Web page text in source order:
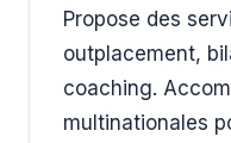
Propose des
outplacement,
coaching.
multinationales